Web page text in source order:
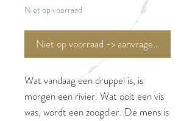
Niet op voorraad
Niet op voorraad -> aanvragen <-
Wat vandaag een druppel is, is
morgen een rivier. Wat ooit een vis
was, wordt een zoogdier. De mens is